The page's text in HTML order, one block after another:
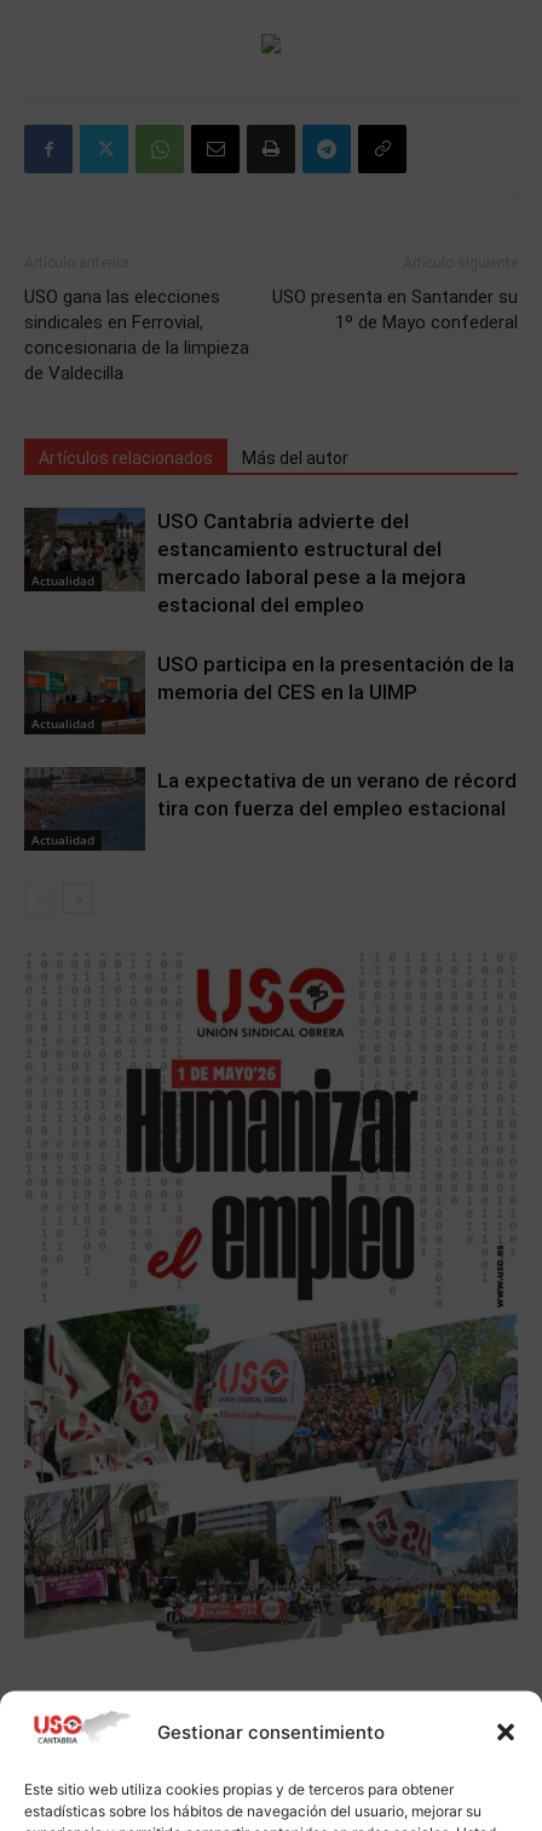
Gestionar consentimiento
Este sitio web utiliza cookies propias y de terceros para obtener
estadísticas sobre los hábitos de navegación del usuario, mejorar su
USO gana las elecciones
sindicales en Ferrovial,
concesionaria de la limpieza
de Valdecilla
USO presenta en Santander su
1º de Mayo confederal
Artículos relacionados Más del autor
Actualidad
USO Cantabria advierte del
estancamiento estructural del
mercado laboral pese a la mejora
estacional del empleo
Actualidad
USO participa en la presentación de la
memoria del CES en la UIMP
Actualidad
La expectativa de un verano de récord
tira con fuerza del empleo estacional